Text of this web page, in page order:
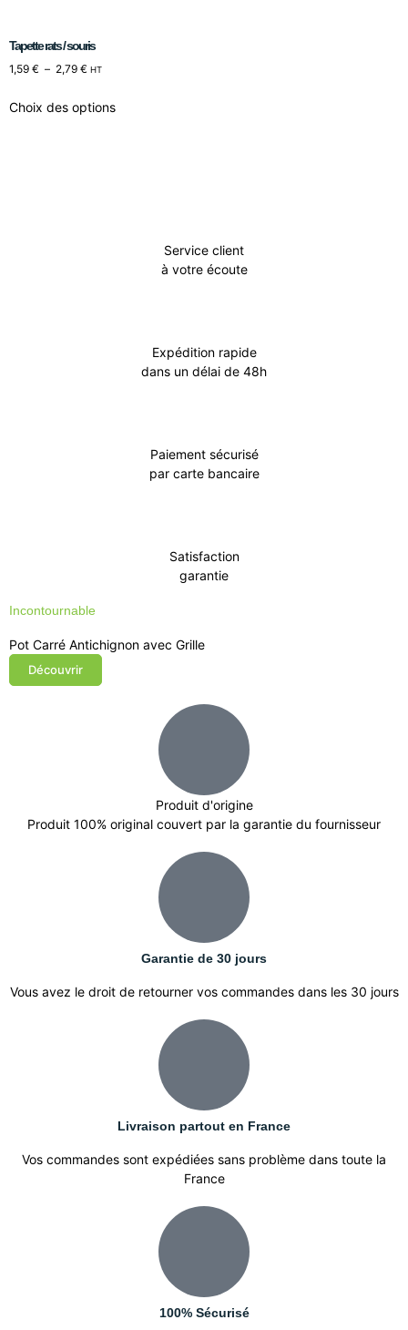
Service client
à votre écoute
Expédition rapide
dans un délai de 48h
Paiement sécurisé
par carte bancaire
Satisfaction
garantie
Incontournable
Pot Carré Antichignon avec Grille
Découvrir
Tapette rats / souris
1,59 € – 2,79 € HT
Choix des options
Produit d'origine
Produit 100% original couvert par la garantie du fournisseur
Garantie de 30 jours
Vous avez le droit de retourner vos commandes dans les 30 jours
Livraison partout en France
Vos commandes sont expédiées sans problème dans toute la
France
100% Sécurisé